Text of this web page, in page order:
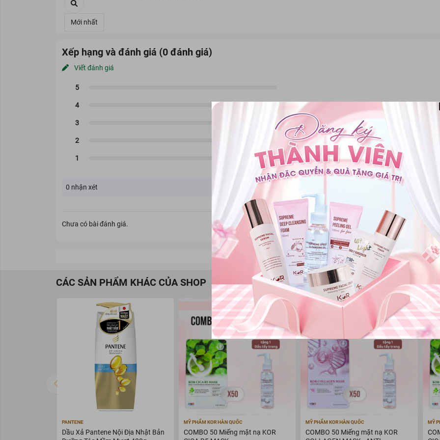
xin giới thiệu dòng sản phẩm
mỡ vùng bụng, làm nóng và thúc đầy sự phân huỷ mỡ, làm tan chảy, giúp cơ thể đào thải mỡ thừa
trường kem tan mỡ có nhiều dạng như dạng gel, cream…
Kem tan mỡ bụng Truesky S Body Cream có chứa các thành phần phân huỷ mỡ, những chất này
trong máu và các mô mỡ. Khi này chúng sẽ phân huỷ và làm giảm kích thước mô mỡ thông qua quá
đào thải ra ngoài bằng tuyến mồ hôi. Một số thành phần khác lại có tác dụng làm giãn mạch máu
thông, chính vì thế mà chất béo được đốt cháy nhanh hơn.
Kem tan mỡ Truesky S Body Cream phù hợp với mọi loại da.
Giải pháp tình trạng da
Xếp hạng và đánh giá (0 đánh giá)
Viết đánh giá
0
0 đánh giá
Nguyên tắc
0 nhận xét
Chưa có bài đánh giá.
CÁC SẢN PHẨM KHÁC CỦA SHOP
PANTENE
Dầu Xả Pantene Nội Địa Nhật Bản
MỸ PHẨM KOR HÀN QUỐC
COMBO 50 Miếng mặt nạ KOR
MỸ PHẨM KOR HÀN QUỐC
COMBO 50 Miếng mặt nạ KOR
MỸ